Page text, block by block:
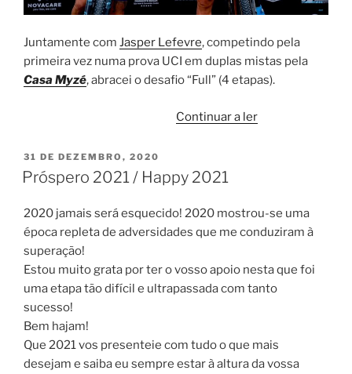
Juntamente com Jasper Lefevre, competindo pela
primeira vez numa prova UCI em duplas mistas pela
Casa Myzé, abracei o desafio “Full” (4 etapas).
Continuar a ler“4
UCI
S2
21
memorável!”
PUBLICADO
EM
31 DE DEZEMBRO, 2020
Próspero 2021 / Happy 2021
2020 jamais será esquecido! 2020 mostrou-se uma
época repleta de adversidades que me conduziram à
superação!
Estou muito grata por ter o vosso apoio nesta que foi
uma etapa tão difícil e ultrapassada com tanto
sucesso!
Bem hajam!
Que 2021 vos presenteie com tudo o que mais
desejam e saiba eu sempre estar à altura da vossa